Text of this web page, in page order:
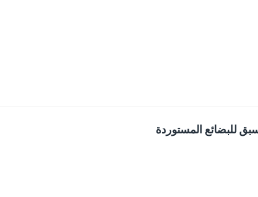
للبضائع المستوردة